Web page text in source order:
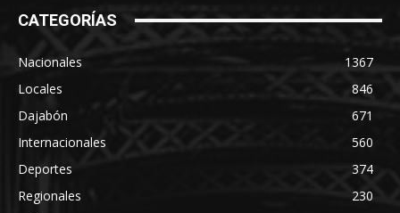
CATEGORÍAS
Nacionales
1367
Locales
846
Dajabón
671
Internacionales
560
Deportes
374
Regionales
230